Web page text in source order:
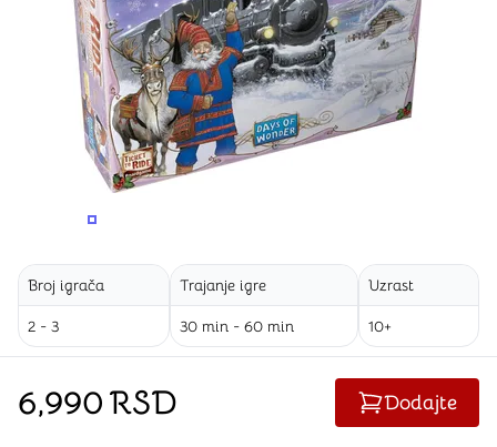
PROMENITE UGAO GLEDANJA
Broj igrača
2 - 3
Trajanje igre
30 min - 60 min
Uzrast
10+
6,990RSD Dodajte